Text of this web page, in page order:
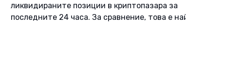
ликвидираните позиции в криптопазара за
последните 24 часа. За сравнение, това е най-